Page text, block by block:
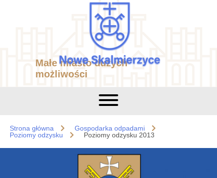
Małe miasto dużych
możliwości
Strona główna
Gospodarka odpadami
Poziomy odzysku
Poziomy odzysku 2013